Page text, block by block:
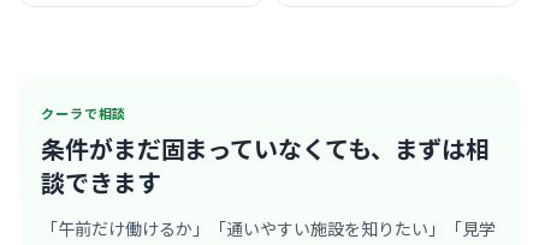
クーラで相談
条件がまだ固まっていなくても、 まずは相
談できます
「午前だけ働けるか」「通いやすい施設を知りたい」「見学